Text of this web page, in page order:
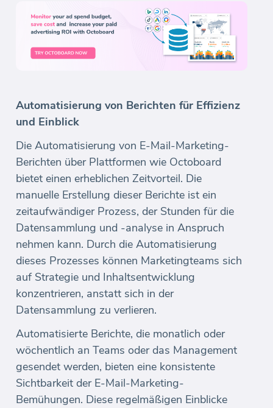
Automatisierung von Berichten für Effizienz
und Einblick
Die Automatisierung von E-Mail-Marketing-
Berichten über Plattformen wie Octoboard
bietet einen erheblichen Zeitvorteil. Die
manuelle Erstellung dieser Berichte ist ein
zeitaufwändiger Prozess, der Stunden für die
Datensammlung und -analyse in Anspruch
nehmen kann. Durch die Automatisierung
dieses Prozesses können Marketingteams sich
auf Strategie und Inhaltsentwicklung
konzentrieren, anstatt sich in der
Datensammlung zu verlieren.
Automatisierte Berichte, die monatlich oder
wöchentlich an Teams oder das Management
gesendet werden, bieten eine konsistente
Sichtbarkeit der E-Mail-Marketing-
Bemühungen. Diese regelmäßigen Einblicke